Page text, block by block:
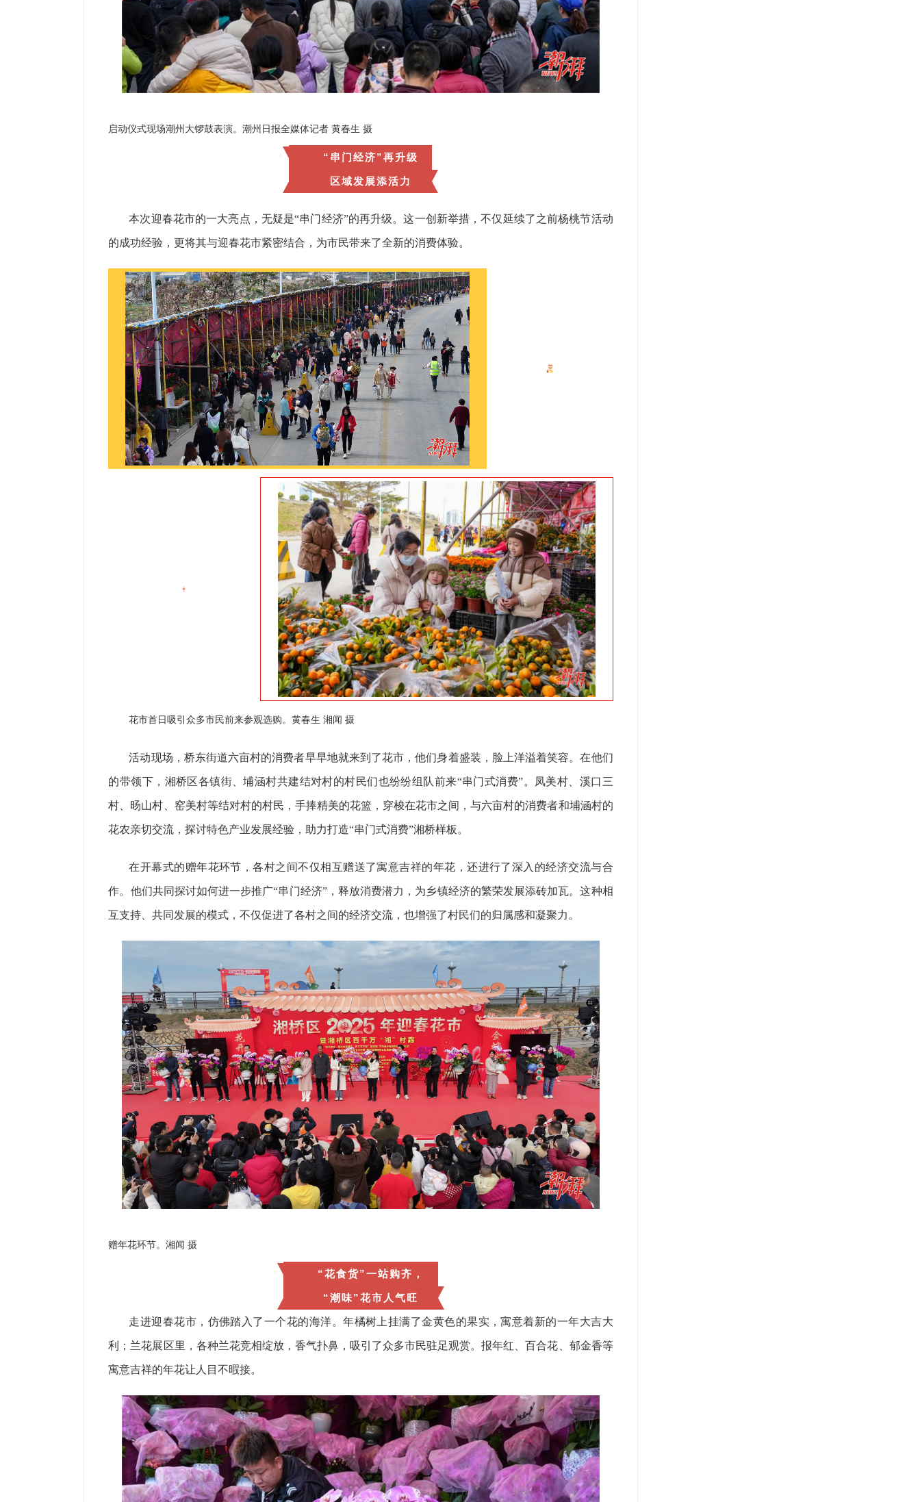
启动仪式现场潮州大锣鼓表演。潮州日报全媒体记者 黄春生 摄
“串门经济”再升级
区域发展添活力
本次迎春花市的一大亮点，无疑是“串门经济”的再升级。这一创新举措，不仅延续了之前杨桃节活动
的成功经验，更将其与迎春花市紧密结合，为市民带来了全新的消费体验。
花市首日吸引众多市民前来参观选购。黄春生 湘闻 摄
活动现场，桥东街道六亩村的消费者早早地就来到了花市，他们身着盛装，脸上洋溢着笑容。在他们
的带领下，湘桥区各镇街、埔涵村共建结对村的村民们也纷纷组队前来“串门式消费”。凤美村、溪口三
村、旸山村、窑美村等结对村的村民，手捧精美的花篮，穿梭在花市之间，与六亩村的消费者和埔涵村的
花农亲切交流，探讨特色产业发展经验，助力打造“串门式消费”湘桥样板。
在开幕式的赠年花环节，各村之间不仅相互赠送了寓意吉祥的年花，还进行了深入的经济交流与合
作。他们共同探讨如何进一步推广“串门经济”，释放消费潜力，为乡镇经济的繁荣发展添砖加瓦。这种相
互支持、共同发展的模式，不仅促进了各村之间的经济交流，也增强了村民们的归属感和凝聚力。
赠年花环节。湘闻 摄
“花食货”一站购齐，
“潮味”花市人气旺
走进迎春花市，仿佛踏入了一个花的海洋。年橘树上挂满了金黄色的果实，寓意着新的一年大吉大
利；兰花展区里，各种兰花竞相绽放，香气扑鼻，吸引了众多市民驻足观赏。报年红、百合花、郁金香等
寓意吉祥的年花让人目不暇接。